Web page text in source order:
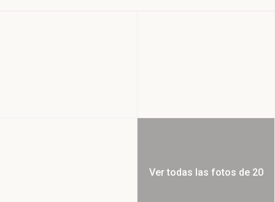
Ver todas las fotos de 20